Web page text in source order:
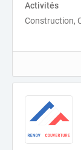
Activités
Construction,